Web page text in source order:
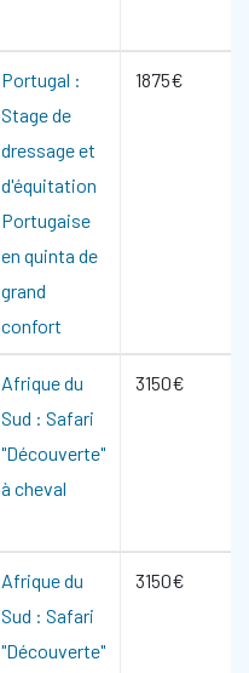
Portugal :
Stage de
dressage et
d'équitation
Portugaise
en quinta de
grand
confort
1875€
Afrique du
Sud : Safari
"Découverte"
à cheval
3150€
Afrique du
Sud : Safari
"Découverte"
3150€